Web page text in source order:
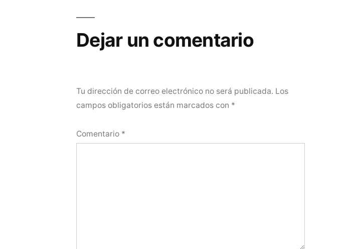
Dejar un comentario
Tu dirección de correo electrónico no será publicada. Los
campos obligatorios están marcados con *
Comentario *